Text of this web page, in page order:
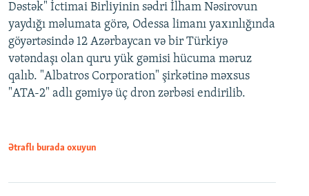
Dəstək" İctimai Birliyinin sədri İlham Nəsirovun
yaydığı məlumata görə, Odessa limanı yaxınlığında
göyərtəsində 12 Azərbaycan və bir Türkiyə
vətəndaşı olan quru yük gəmisi hücuma məruz
qalıb. "Albatros Corporation" şirkətinə məxsus
"ATA-2" adlı gəmiyə üç dron zərbəsi endirilib.
Ətraflı burada oxuyun